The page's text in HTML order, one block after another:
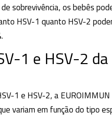
sobrevivência, os bebês
HSV-1 quanto HSV-2
1 e HSV-2
1 e HSV-2, a
variam em função do tipo